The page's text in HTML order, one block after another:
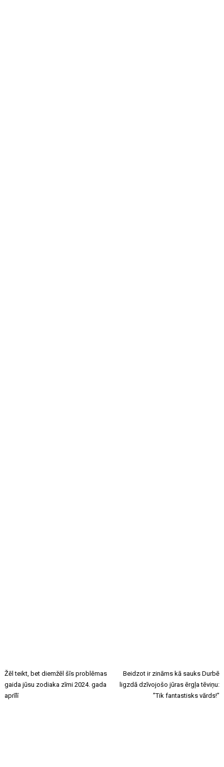
Žēl teikt, bet diemžēl šīs problēmas
gaida jūsu zodiaka zīmi 2024. gada
aprīlī
Beidzot ir zināms kā sauks Durbē
ligzdā dzīvojošo jūras ērgļa tēviņu:
”Tik fantastisks vārds!”